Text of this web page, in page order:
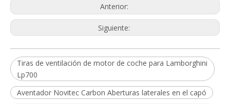
Anterior:
Siguiente:
Tiras de ventilación de motor de coche para Lamborghini
Lp700
Aventador Novitec Carbon Aberturas laterales en el capó